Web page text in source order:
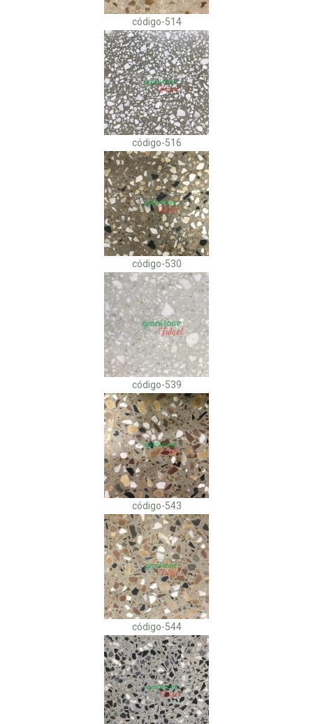
código-514
código-516
código-530
código-539
código-543
código-544